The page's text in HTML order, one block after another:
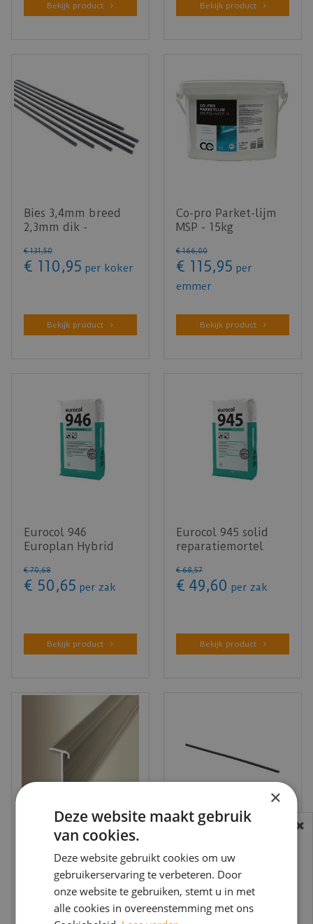
Bekijk product Bekijk product
Bies 3,4mm breed
2,3mm dik -
stuks)
€ 131,50
€ 110 ,95 per koker
Bekijk product
Co-pro Parket-lijm
MSP - 15kg
€ 166,00
€ 115,95 per
emmer
Bekijk product
Eurocol 946
Europlan Hybrid
€ 70,68
€ 50 ,65 per zak
Bekijk product
Eurocol 945 solid
reparatiemortel
€ 68,57
€ 49,60 per zak
Bekijk product
Küberit -
Trapneusprofiel 845
Zand F9 14x43mm
t.b.v. 2-3mm …
,95 per stuk
PVC Bies 2,3 x 3,5
mm x 100 cm -
Voegstrip zwart (100
stuks)
€ 238,02
€ 160 ,95 per koker
BEREIKBAARHEID
In verband met de vakantie periode zijn wij
t/m 14 augustus telefonisch helaas niet
bereikbaar.
Bestelling worden uiteraard verwerkt
×
Deze website maakt gebruik
van cookies.
Deze website gebruikt cookies om uw
gebruikerservaring te verbeteren. Door
onze website te gebruiken, stemt u in met
alle cookies in overeenstemming met ons